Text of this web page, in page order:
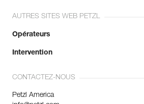
AUTRES SITES WEB PETZL
Opérateurs
Intervention
CONTACTEZ-NOUS
Petzl America